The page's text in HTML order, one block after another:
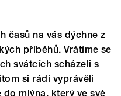
časů na vás dýchne z
příběhů. Vrátíme se
svátcích scházeli s
si rádi vyprávěli
mlýna, který ve své